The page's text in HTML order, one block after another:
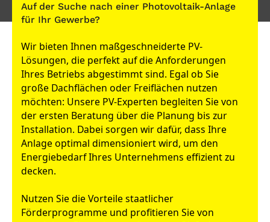
Auf der Suche nach einer Photovoltaik-Anlage
für Ihr Gewerbe?
Wir bieten Ihnen maßgeschneiderte PV-
Lösungen, die perfekt auf die Anforderungen
Ihres Betriebs abgestimmt sind. Egal ob Sie
große Dachflächen oder Freiflächen nutzen
möchten: Unsere PV-Experten begleiten Sie von
der ersten Beratung über die Planung bis zur
Installation. Dabei sorgen wir dafür, dass Ihre
Anlage optimal dimensioniert wird, um den
Energiebedarf Ihres Unternehmens effizient zu
decken.
Nutzen Sie die Vorteile staatlicher
Förderprogramme und profitieren Sie von